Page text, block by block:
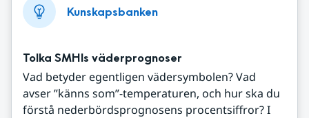
Kunskapsbanken
Tolka SMHIs väderprognoser
Vad betyder egentligen vädersymbolen? Vad
avser ”känns som”-temperaturen, och hur ska du
förstå nederbördsprognosens procentsiffror? I